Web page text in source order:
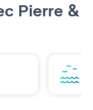
Pierre &